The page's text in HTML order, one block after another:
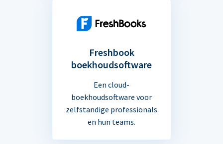
Freshbook
boekhoudsoftware
Een cloud-
boekhoudsoftware voor
zelfstandige professionals
en hun teams.